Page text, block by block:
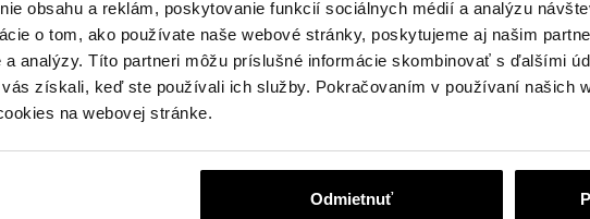
obsahu a reklám, poskytovanie funkcií sociálnych médií a analýzu
o tom, ako používate naše webové stránky, poskytujeme aj našim
a analýzy. Títo partneri môžu príslušné informácie skombinovať s ďalšími
vás získali, keď ste používali ich služby. Pokračovaním v používaní našich
na webovej stránke.
Odmietnuť
Kam ďalej?